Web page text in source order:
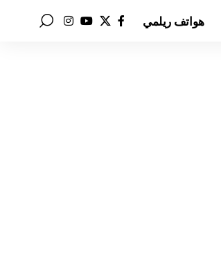
هواتف ريلمي